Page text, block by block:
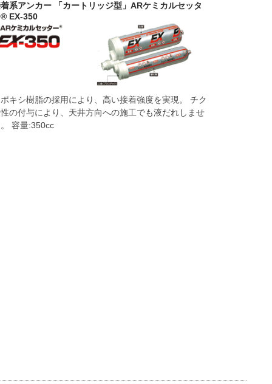
系アンカー 「カートリッジ型」ARケミカルセッタ
EX-350
キシ樹脂の採用により、高い接着強度を実現。 チク
の付与により、天井方向への施工でも液だれしませ
容量:350cc